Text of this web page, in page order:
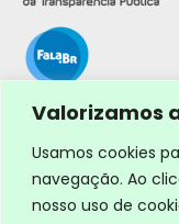
Valorizamos
Usamos cookies
navegação. Ao
nosso uso de